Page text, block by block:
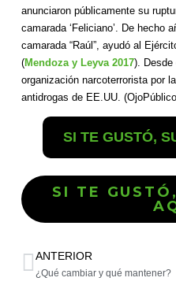
anunciaron públicamente su
camarada ‘Feliciano’. De hecho
camarada “Raúl”, ayudó al
(Mendoza y Leyva 2017). Desde
organización narcoterrorista por
antidrogas de EE.UU.
SI TE GUSTÓ,
SI TE
ANTERIOR
¿Qué cambiar y qué mantener?